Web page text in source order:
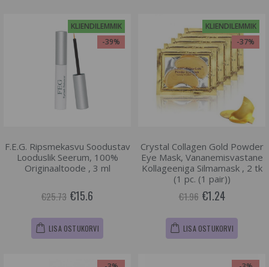
KLIENDILEMMIK
-39%
F.E.G. Ripsmekasvu Soodustav
Looduslik Seerum, 100%
Originaaltoode , 3 ml
€25.73 €15.6
LISA OSTUKORVI
KLIENDILEMMIK
-37%
Crystal Collagen Gold Powder
Eye Mask, Vananemisvastane
Kollageeniga Silmamask , 2 tk
(1 pc. (1 pair))
€1.96 €1.24
LISA OSTUKORVI